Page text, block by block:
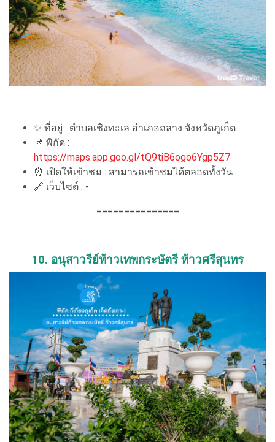
✨ ที่อยู่ : ตำบลเชิงทะเล อำเภอถลาง จังหวัดภูเก็ต
📌 พิกัด :
https://maps.app.goo.gl/tQ9tiB6ogo6Ygp5Z7
⏰ เปิดให้เข้าชม : สามารถเข้าชมได้ตลอดทั้งวัน
🔗 เว็บไซต์ : -
===============
10. อนุสาวรีย์ท้าวเทพกระษัตรี ท้าวศรีสุนทร